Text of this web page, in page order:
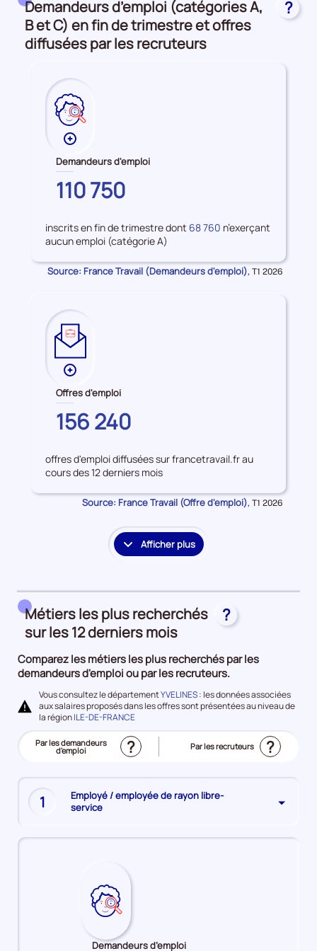
et
accès
l'emploi
Demandeurs d’emploi (catégories A,
B et C) en fin de trimestre et offres
diffusées par les recruteurs
?
Plus
de
données
sur
les
d'emploi
Demandeurs d'emploi
YVELINES
110 750
inscrits en fin de trimestre dont 68 760 n’exerçant
aucun emploi (catégorie A)
Source: France Travail (Demandeurs d'emploi), Données
T1 2026
Plus
de
données
sur
les
d'emploi
Offres d'emploi
YVELINES
156 240
offres d'emploi diffusées sur francetravail.fr au
cours des 12 derniers mois
Source: France Travail (Offre d'emploi), Données
T1 2026
Afficher plus
le
et
accès
l'emploi
Métiers les plus recherchés
sur les 12 derniers mois
?
Comparez les métiers les plus recherchés par les
demandeurs d'emploi ou par les recruteurs.
Vous consultez le départementYVELINES: les données associées
aux salaires proposés dans les offres sont présentées au niveau de
la régionILE-DE-FRANCE
Trier
plus
recherchés
Par les demandeurs
d'emploi
(Affichage ? Trier
métiers
plus
recherchés
Par les recruteurs ?
1
Employé / employée de rayon libre-
service
Demandeurs d’emploi